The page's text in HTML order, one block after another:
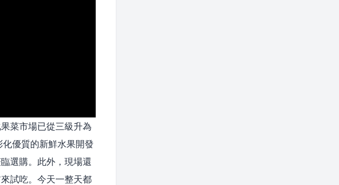
菜市場已從三級升為
優質的新鮮水果開發
選購。此外，現場還
試吃。今天一整天都